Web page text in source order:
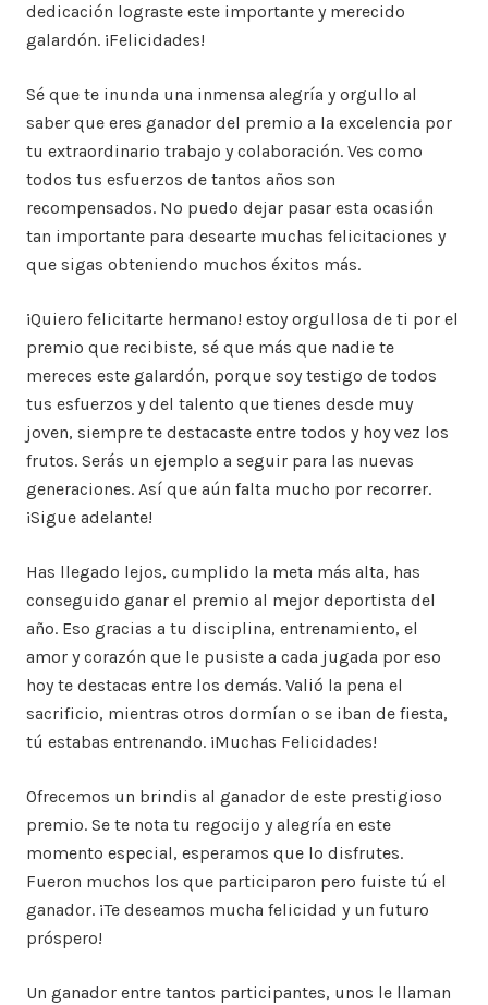
dedicación lograste este importante y merecido
galardón. ¡Felicidades!
Sé que te inunda una inmensa alegría y orgullo al
saber que eres ganador del premio a la excelencia por
tu extraordinario trabajo y colaboración. Ves como
todos tus esfuerzos de tantos años son
recompensados. No puedo dejar pasar esta ocasión
tan importante para desearte muchas felicitaciones y
que sigas obteniendo muchos éxitos más.
¡Quiero felicitarte hermano! estoy orgullosa de ti por el
premio que recibiste, sé que más que nadie te
mereces este galardón, porque soy testigo de todos
tus esfuerzos y del talento que tienes desde muy
joven, siempre te destacaste entre todos y hoy vez los
frutos. Serás un ejemplo a seguir para las nuevas
generaciones. Así que aún falta mucho por recorrer.
¡Sigue adelante!
Has llegado lejos, cumplido la meta más alta, has
conseguido ganar el premio al mejor deportista del
año. Eso gracias a tu disciplina, entrenamiento, el
amor y corazón que le pusiste a cada jugada por eso
hoy te destacas entre los demás. Valió la pena el
sacrificio, mientras otros dormían o se iban de fiesta,
tú estabas entrenando. ¡Muchas Felicidades!
Ofrecemos un brindis al ganador de este prestigioso
premio. Se te nota tu regocijo y alegría en este
momento especial, esperamos que lo disfrutes.
Fueron muchos los que participaron pero fuiste tú el
ganador. ¡Te deseamos mucha felicidad y un futuro
próspero!
Un ganador entre tantos participantes, unos le llaman